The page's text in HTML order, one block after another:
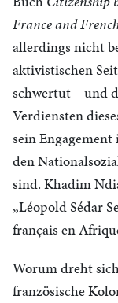
France and
allerdings nicht
aktivistischen
schwertut – und
Verdiensten
sein Engagement
den
sind. Khadim
„Léopold Sédar
français en
Worum dreht
französische